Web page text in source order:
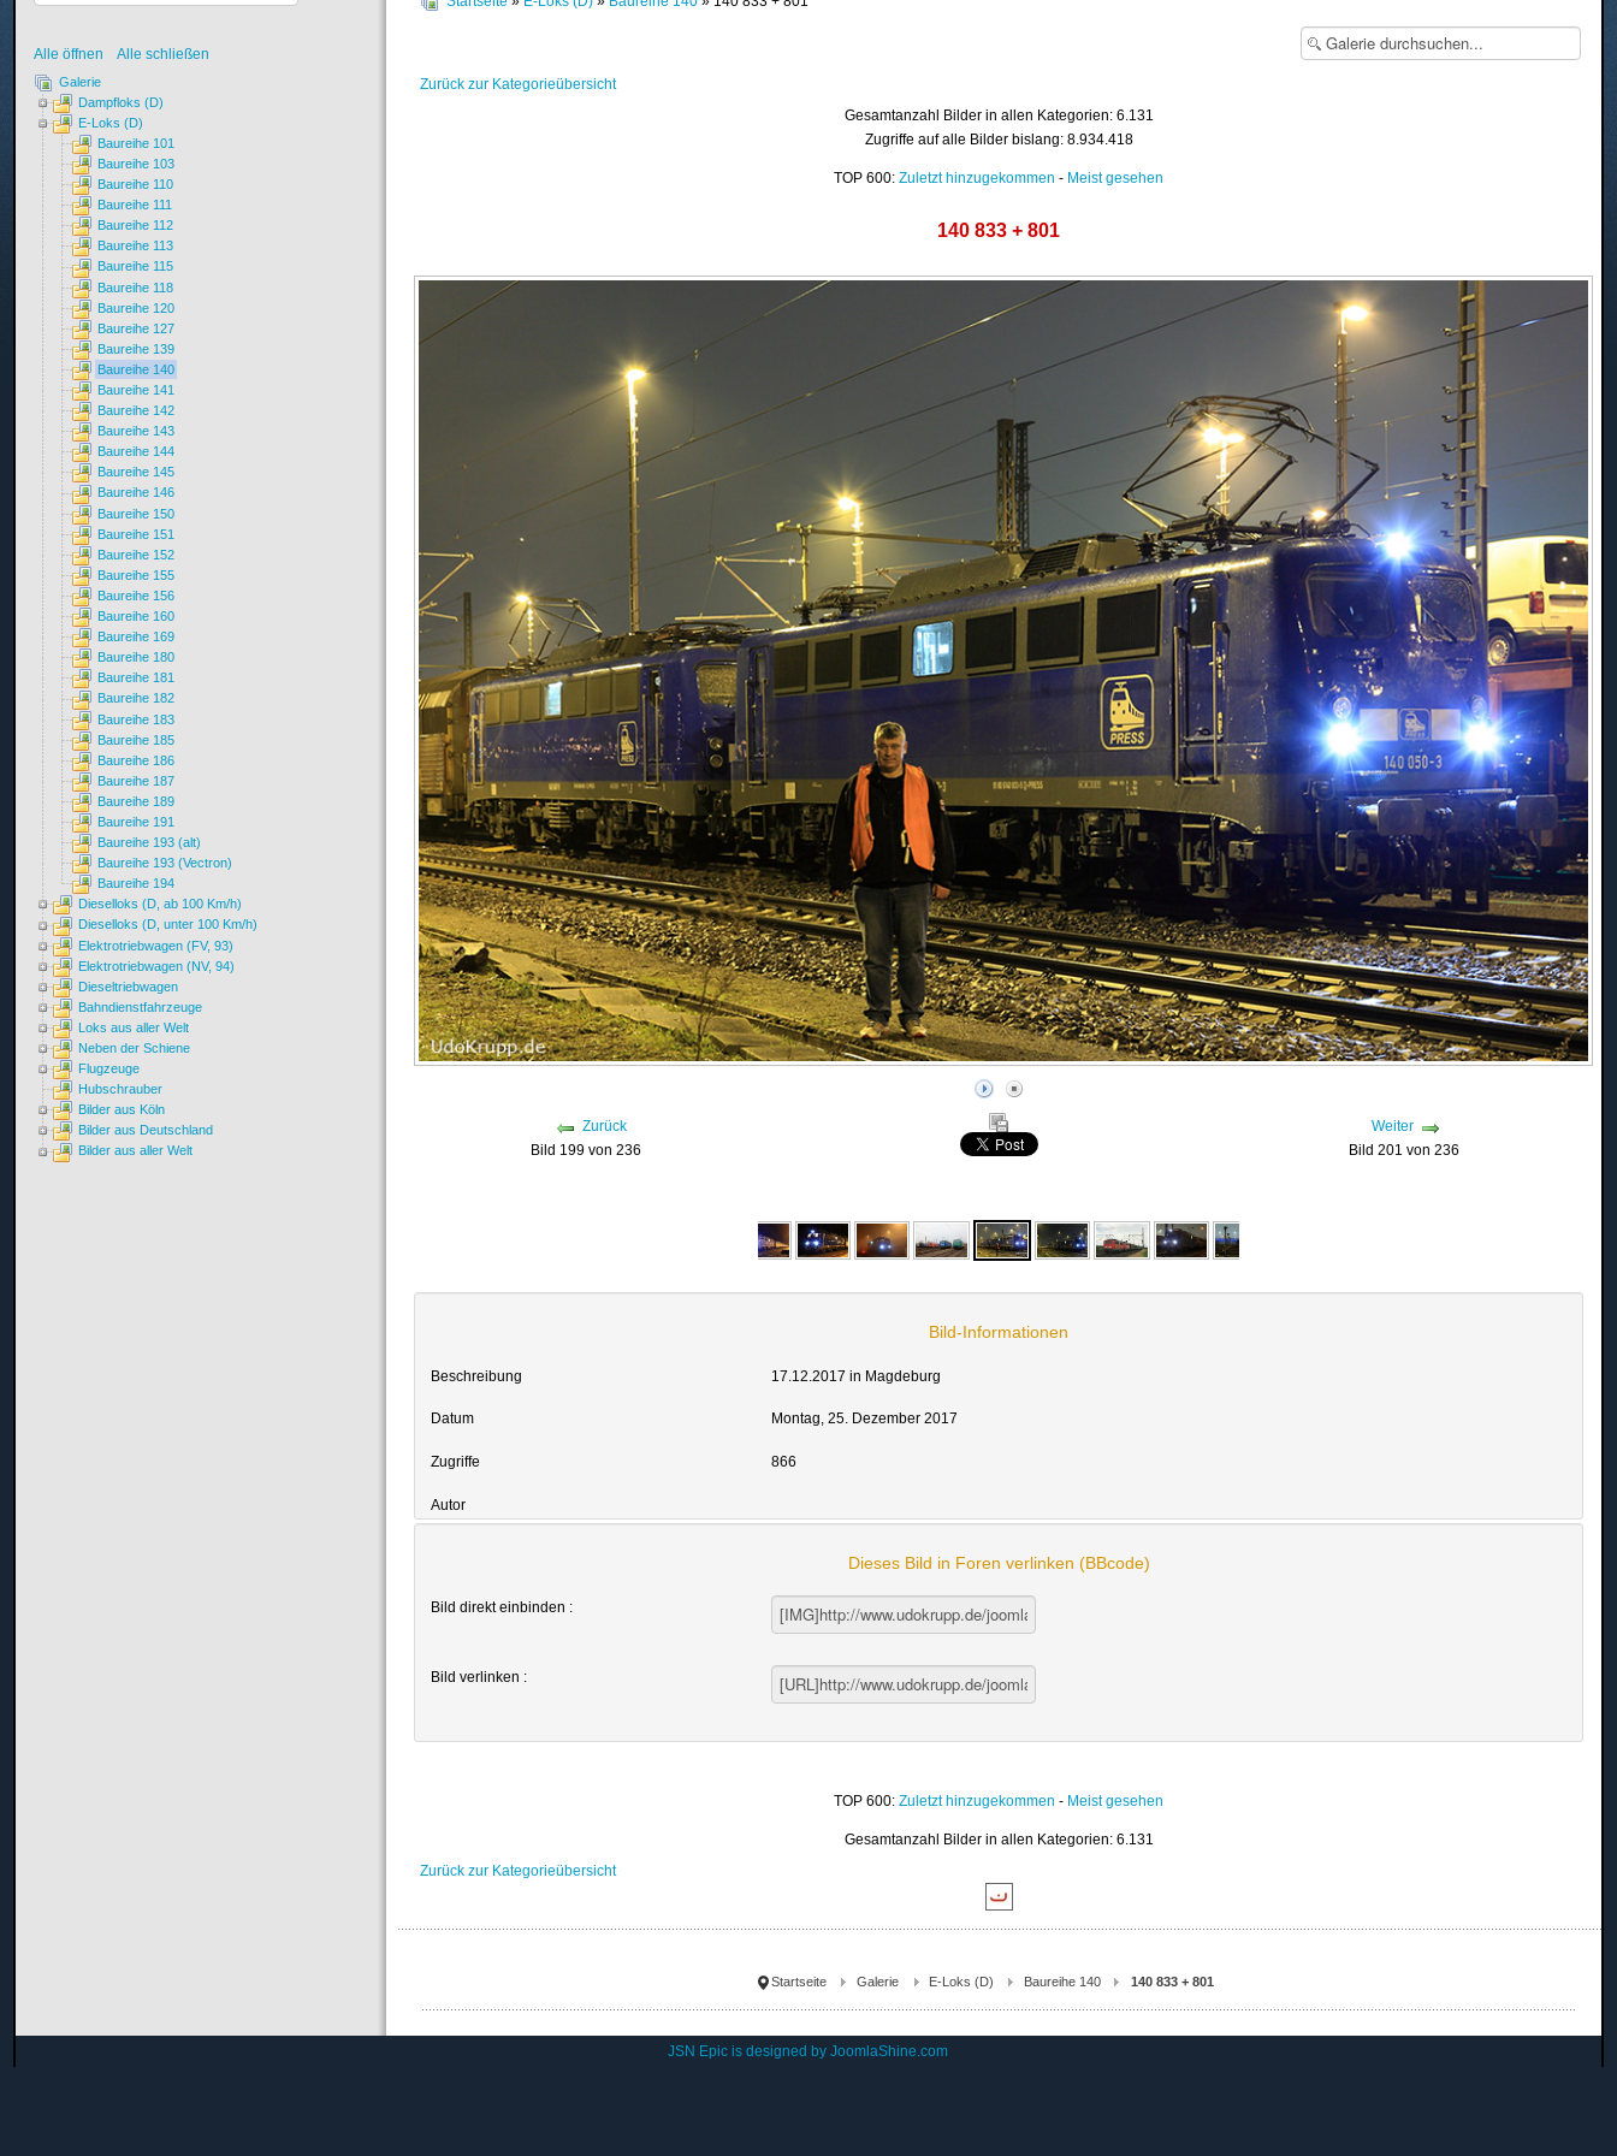
Zurück zur Kategorieübersicht
Gesamtanzahl Bilder in allen Kategorien: 6.131
Zugriffe auf alle Bilder bislang: 8.934.418
TOP 600:Zuletzt hinzugekommen - Meist gesehen
140 833 + 801
Zurück
Bild 199 von 236
Weiter
Bild 201 von 236
Bild-Informationen
Beschreibung 17.12.2017 in Magdeburg
Datum Montag, 25. Dezember 2017
Zugriffe 866
Autor
Dieses Bild in Foren verlinken (BBcode)
Bild direkt einbinden :
Bild verlinken :
TOP 600:Zuletzt hinzugekommen - Meist gesehen
Gesamtanzahl Bilder in allen Kategorien: 6.131
Zurück zur Kategorieübersicht
Startseite Galerie E-Loks (D) Baureihe 140 140 833 + 801
Alle öffnen Alle schließen
Galerie
Dampfloks (D)
E-Loks (D)
Baureihe 101
Baureihe 103
Baureihe 110
Baureihe 111
Baureihe 112
Baureihe 113
Baureihe 115
Baureihe 118
Baureihe 120
Baureihe 127
Baureihe 139
Baureihe 140
Baureihe 141
Baureihe 142
Baureihe 143
Baureihe 144
Baureihe 145
Baureihe 146
Baureihe 150
Baureihe 151
Baureihe 152
Baureihe 155
Baureihe 156
Baureihe 160
Baureihe 169
Baureihe 180
Baureihe 181
Baureihe 182
Baureihe 183
Baureihe 185
Baureihe 186
Baureihe 187
Baureihe 189
Baureihe 191
Baureihe 193 (alt)
Baureihe 193 (Vectron)
Baureihe 194
Dieselloks (D, ab 100 Km/h)
Dieselloks (D, unter 100 Km/h)
Elektrotriebwagen (FV, 93)
Elektrotriebwagen (NV, 94)
Dieseltriebwagen
Bahndienstfahrzeuge
Loks aus aller Welt
Neben der Schiene
Flugzeuge
Hubschrauber
Bilder aus Köln
Bilder aus Deutschland
Bilder aus aller Welt
JSN Epic is designed byJoomlaShine.com